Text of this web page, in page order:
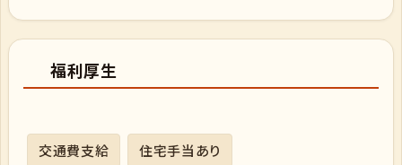
福利厚生
交通費支給 住宅手当あり